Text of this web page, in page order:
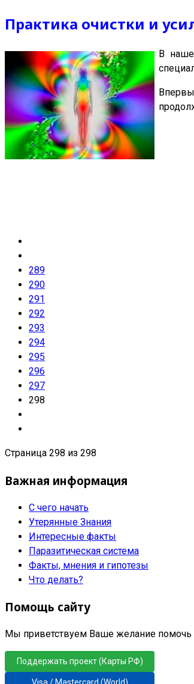
Практика очистки и
В наше
289
290
291
292
293
294
295
296
297
298
Страница 298 из 298
Важная информация
С чего начать
Утерянные Знания
Интересные факты
Паразитическая система
Факты, мнения и гипотезы
Что делать?
Помощь сайту
Мы приветствуем Ваше желание помочь
Поддержать проект (Карты РФ)